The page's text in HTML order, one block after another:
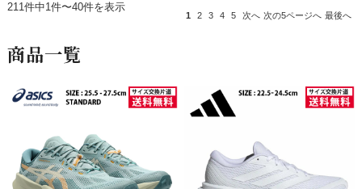
211件中1件〜40件を表示
1 2 3 4 5 次へ 次の5ページへ 最後へ
商品一覧